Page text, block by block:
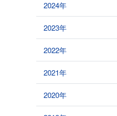
2024年
2023年
2022年
2021年
2020年